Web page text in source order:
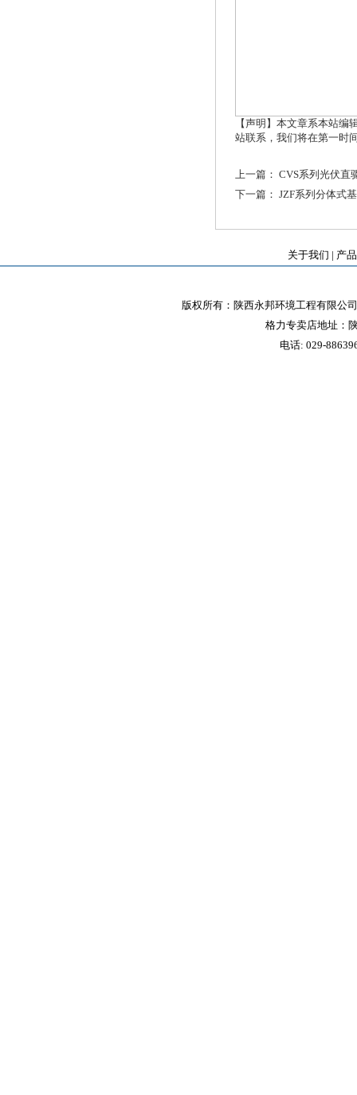
【声明】本文章系本站
站联系，我们将在第一时
上一篇： CVS系列光伏直
下一篇： JZF系列分体式
关于我们 | 产
版权所有：陕西永邦环境工程有限公
格力专卖店地址：
电话: 029-